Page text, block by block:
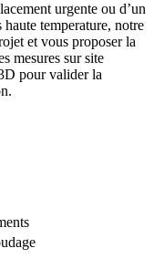
urgente ou d’un
temperature, notre
et vous proposer la
mesures sur site
pour valider la